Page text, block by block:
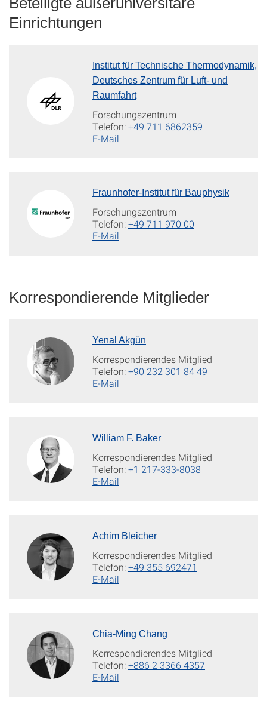
Einrichtungen
Institut für Technische Thermodynamik,
Deutsches Zentrum für Luft- und
Raumfahrt
Forschungszentrum
Telefon:+49 711 6862359
E-Mail
Fraunhofer-Institut für Bauphysik
Forschungszentrum
Telefon:+49 711 970 00
E-Mail
Korrespondierende Mitglieder
Yenal Akgün
Korrespondierendes Mitglied
Telefon:+90 232 301 84 49
E-Mail
William F. Baker
Korrespondierendes Mitglied
Telefon:+1 217-333-8038
E-Mail
Achim Bleicher
Korrespondierendes Mitglied
Telefon:+49 355 692471
E-Mail
Chia-Ming Chang
Korrespondierendes Mitglied
Telefon:+886 2 3366 4357
E-Mail